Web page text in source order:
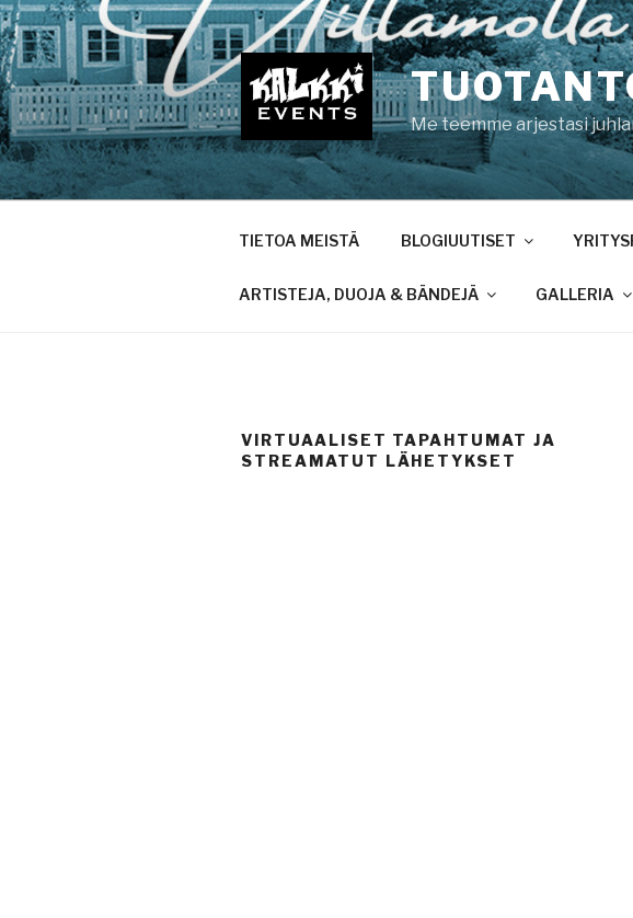
Siirry
sisältöön
Me teemme arjestasi
TIETOA MEISTÄ BLOGIUUTISET
ARTISTEJA, DUOJA & BÄNDEJÄ GALLERIA
VIRTUAALISET TAPAHTUMAT JA
STREAMATUT LÄHETYKSET